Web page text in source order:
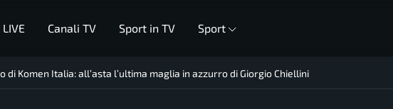
LIVE Canali TV Sport in TV Sport
di Komen Italia: all’asta l’ultima maglia in azzurro di Giorgio Chiellini